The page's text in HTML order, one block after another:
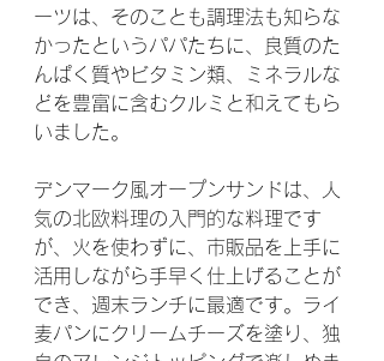
ーツは、そのことも調理法も知らな
かったというパパたちに、良質のた
んぱく質やビタミン類、ミネラルな
どを豊富に含むクルミと和えてもら
いました。
デンマーク風オープンサンドは、人
気の北欧料理の入門的な料理です
が、火を使わずに、市販品を上手に
活用しながら手早く仕上げることが
でき、週末ランチに最適です。ライ
麦パンにクリームチーズを塗り、独